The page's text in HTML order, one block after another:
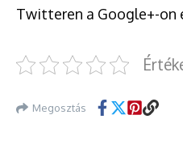
Twitteren a Google+-on
Megosztás